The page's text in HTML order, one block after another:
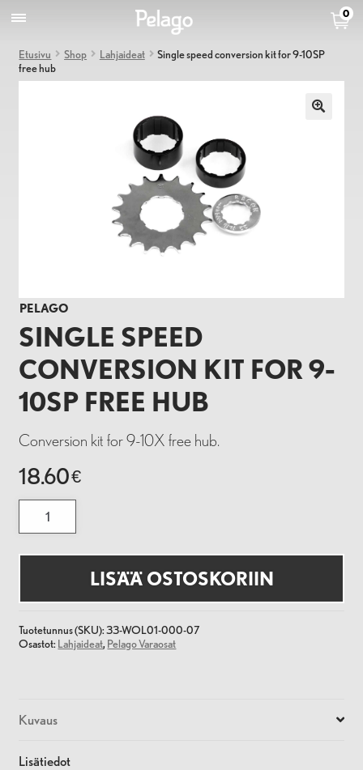
0
Etusivu Shop Lahjaideat
Single speed conversion kit for 9-10SP
free hub
PELAGO
SINGLE SPEED
CONVERSION KIT FOR 9-
10SP FREE HUB
Conversion kit for 9-10X free hub.
18.60€
Single
speed
conversion
for
free
määrä
LISÄÄ OSTOSKORIIN
Tuotetunnus (SKU):33-WOL01-000-07
Osastot: Lahjaideat, Pelago Varaosat
Kuvaus
Lisätiedot